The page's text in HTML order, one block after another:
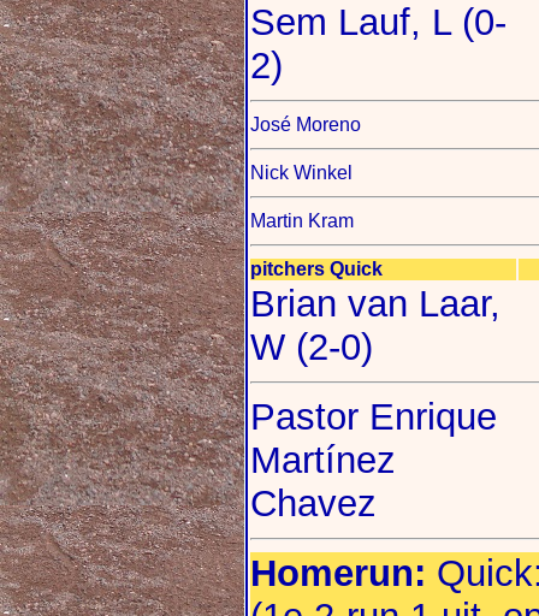
Sem Lauf, L (0-
2)
José Moreno
Nick Winkel
Martin Kram
pitchers Quick
Brian van Laar,
W (2-0)
Pastor Enrique
Martínez
Chavez
Homerun: